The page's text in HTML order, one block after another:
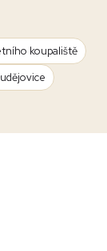
koupaliště